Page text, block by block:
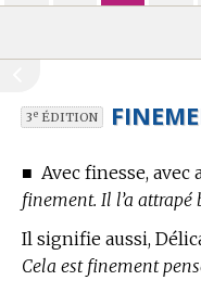
3eÉDITION
■ Avec finesse, avec
finement. Il l’a
Il signifie aussi,
Cela est finement